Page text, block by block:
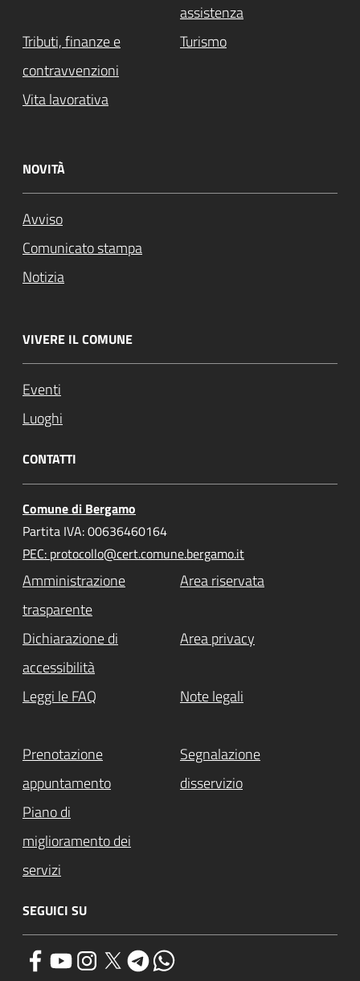
assistenza
Tributi, finanze e
contravvenzioni
Turismo
Vita lavorativa
NOVITÀ
Avviso
Comunicato stampa
Notizia
VIVERE IL COMUNE
Eventi
Luoghi
CONTATTI
Comune di Bergamo
Partita IVA: 00636460164
PEC: protocollo@cert.comune.bergamo.it
Amministrazione
trasparente
Area riservata
Dichiarazione di
accessibilità
Area privacy
Leggi le FAQ Note legali
Prenotazione
appuntamento
Segnalazione
disservizio
Piano di
miglioramento dei
servizi
SEGUICI SU